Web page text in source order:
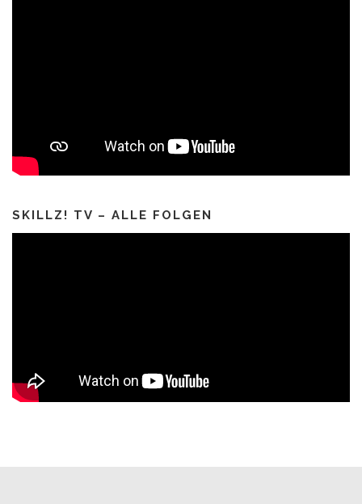
SKILLZ! TV – ALLE FOLGEN